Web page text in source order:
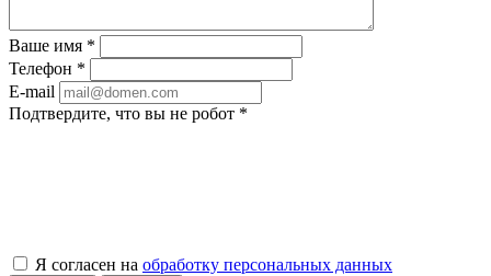
Ваше имя *
Телефон *
E-mail
Подтвердите, что вы не робот *
Я согласен на обработку персональных данных